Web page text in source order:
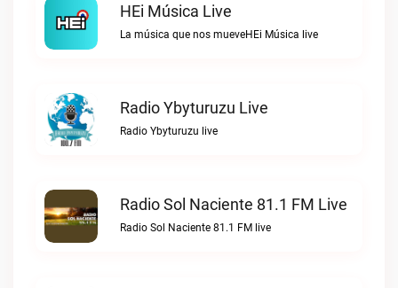
HEi Música Live
La música que nos mueveHEi Música live
Radio Ybyturuzu Live
Radio Ybyturuzu live
Radio Sol Naciente 81.1 FM Live
Radio Sol Naciente 81.1 FM live